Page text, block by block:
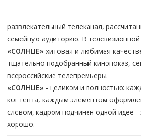
развлекательный телеканал,
семейную аудиторию. В телевизионной
«СОЛНЦЕ» хитовая и любимая
тщательно подобранный кинопоказ,
всероссийские телепремьеры.
«СОЛНЦЕ» - целиком и полностью:
контента, каждым элементом
словом, кадром подчинен одной идее -
хорошо.